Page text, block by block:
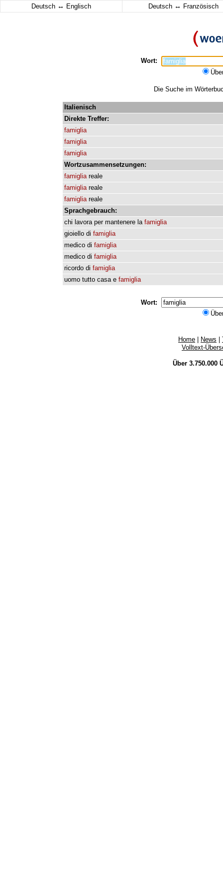
Deutsch ↔ Englisch Deutsch ↔ Französisch
Wort:
Die Suche im
Italienisch
Direkte Treffer:
famiglia
famiglia
famiglia
Wortzusammensetzungen:
famiglia reale
famiglia reale
famiglia reale
Sprachgebrauch:
chi lavora per mantenere la famiglia
gioiello di famiglia
medico di famiglia
medico di famiglia
ricordo di famiglia
uomo tutto casa e famiglia
Wort:
Home News
Volltext-
Über 3.750.000